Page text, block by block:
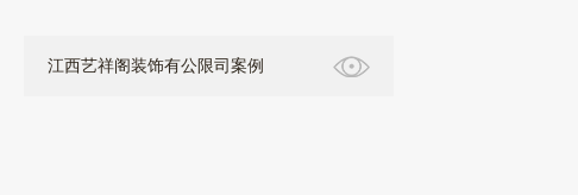
江西艺祥阁装饰有公限司案例